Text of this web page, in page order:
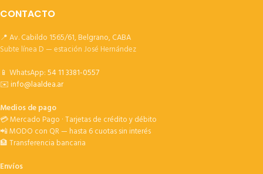
CONTACTO
📍 Av. Cabildo 1565/61, Belgrano, CABA
Subte línea D — estación José Hernández
📱 WhatsApp:54 11 3381-0557
✉️info@laaldea.ar
Medios de pago
💳 Mercado Pago · Tarjetas de crédito y débito
📲 MODO con QR — hasta 6 cuotas sin interés
🏦 Transferencia bancaria
Envíos